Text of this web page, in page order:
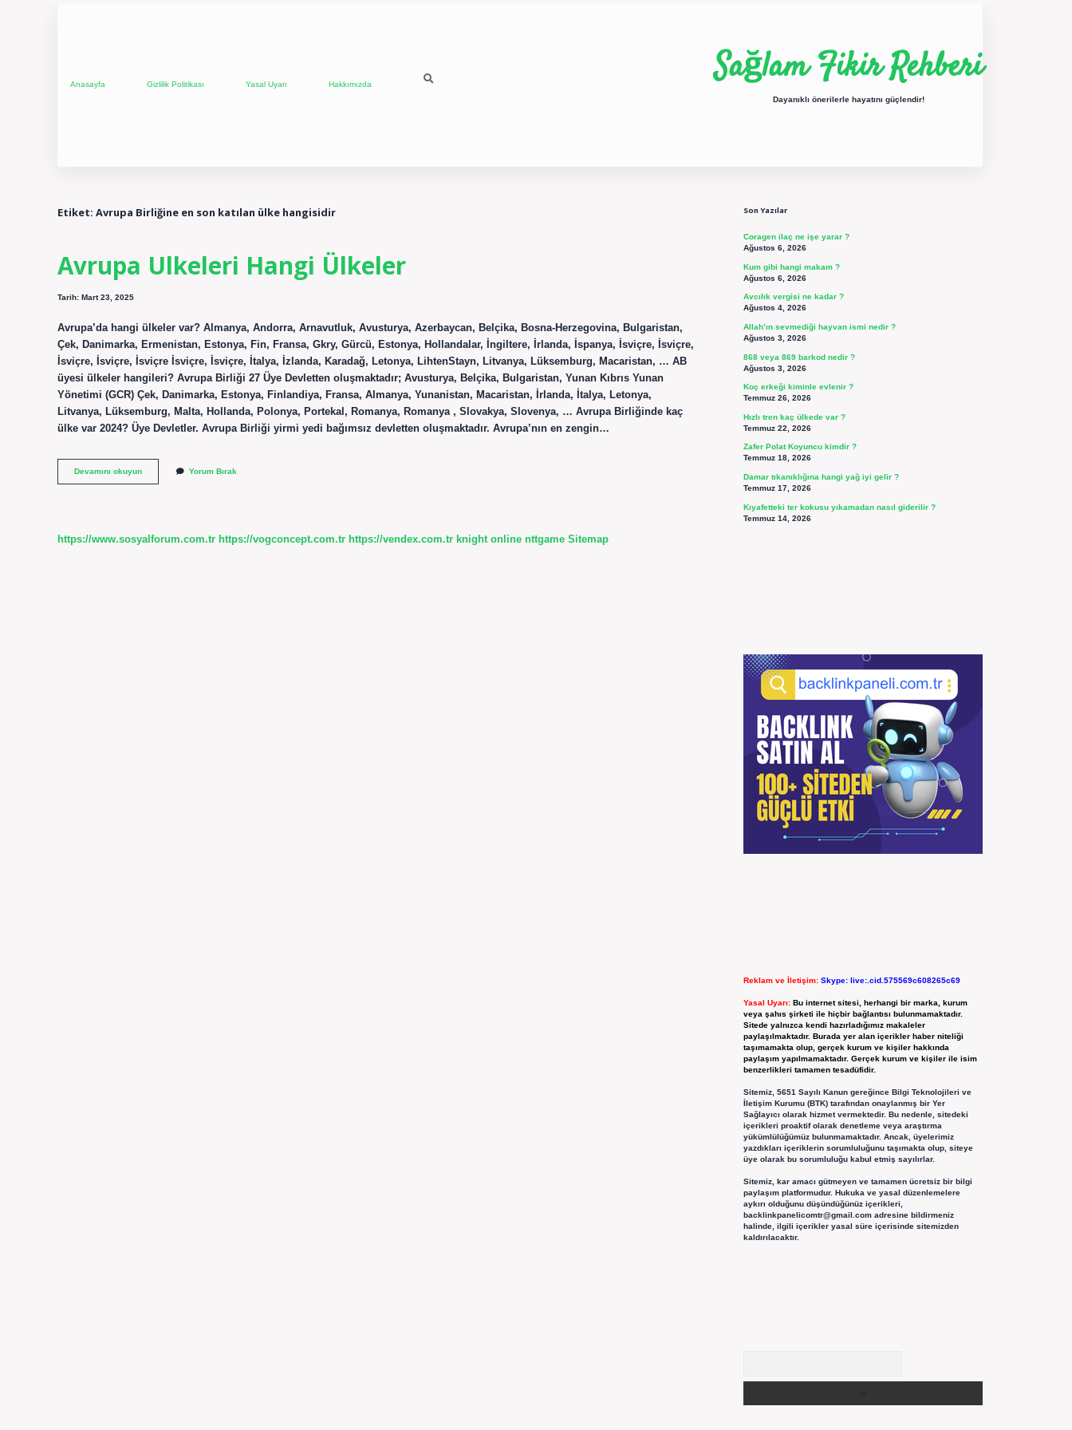
Anasayfa Gizlilik Politikası Yasal Uyarı Hakkımızda Sağlam Fikir Rehberi
Dayanıklı önerilerle hayatını güçlendir!
Etiket: Avrupa Birliğine en son katılan ülke hangisidir
Avrupa Ulkeleri Hangi Ülkeler
Tarih: Mart 23, 2025
Avrupa’da hangi ülkeler var? Almanya, Andorra, Arnavutluk, Avusturya, Azerbaycan, Belçika, Bosna-Herzegovina, Bulgaristan,
Çek, Danimarka, Ermenistan, Estonya, Fin, Fransa, Gkry, Gürcü, Estonya, Hollandalar, İngiltere, İrlanda, İspanya, İsviçre, İsviçre,
İsviçre, İsviçre, İsviçre İsviçre, İsviçre, İtalya, İzlanda, Karadağ, Letonya, LihtenStayn, Litvanya, Lüksemburg, Macaristan, … AB
üyesi ülkeler hangileri? Avrupa Birliği 27 Üye Devletten oluşmaktadır; Avusturya, Belçika, Bulgaristan, Yunan Kıbrıs Yunan
Yönetimi (GCR) Çek, Danimarka, Estonya, Finlandiya, Fransa, Almanya, Yunanistan, Macaristan, İrlanda, İtalya, Letonya,
Litvanya, Lüksemburg, Malta, Hollanda, Polonya, Portekal, Romanya, Romanya , Slovakya, Slovenya, … Avrupa Birliğinde kaç
ülke var 2024? Üye Devletler. Avrupa Birliği yirmi yedi bağımsız devletten oluşmaktadır. Avrupa’nın en zengin…
Devamını okuyunAvrupa
Ulkeleri
Yorum Bırak
https://www.sosyalforum.com.tr https://vogconcept.com.tr https://vendex.com.tr knight online nttgame Sitemap
Son Yazılar
Coragen ilaç ne işe yarar ?
Ağustos 6, 2026
Kum gibi hangi makam ?
Ağustos 6, 2026
Avcılık vergisi ne kadar ?
Ağustos 4, 2026
Allah’ın sevmediği hayvan ismi nedir ?
Ağustos 3, 2026
868 veya 869 barkod nedir ?
Ağustos 3, 2026
Koç erkeği kiminle evlenir ?
Temmuz 26, 2026
Hızlı tren kaç ülkede var ?
Temmuz 22, 2026
Zafer Polat Koyuncu kimdir ?
Temmuz 18, 2026
Damar tıkanıklığına hangi yağ iyi gelir ?
Temmuz 17, 2026
Kıyafetteki ter kokusu yıkamadan nasıl giderilir ?
Temmuz 14, 2026
Reklam ve İletişim: Skype: live:.cid.575569c608265c69
Yasal Uyarı: Bu internet sitesi, herhangi bir marka, kurum
veya şahıs şirketi ile hiçbir bağlantısı bulunmamaktadır.
Sitede yalnızca kendi hazırladığımız makaleler
paylaşılmaktadır. Burada yer alan içerikler haber niteliği
taşımamakta olup, gerçek kurum ve kişiler hakkında
paylaşım yapılmamaktadır. Gerçek kurum ve kişiler ile isim
benzerlikleri tamamen tesadüfidir.
Sitemiz, 5651 Sayılı Kanun gereğince Bilgi Teknolojileri ve
İletişim Kurumu (BTK) tarafından onaylanmış bir Yer
Sağlayıcı olarak hizmet vermektedir. Bu nedenle, sitedeki
içerikleri proaktif olarak denetleme veya araştırma
yükümlülüğümüz bulunmamaktadır. Ancak, üyelerimiz
yazdıkları içeriklerin sorumluluğunu taşımakta olup, siteye
üye olarak bu sorumluluğu kabul etmiş sayılırlar.
Sitemiz, kar amacı gütmeyen ve tamamen ücretsiz bir bilgi
paylaşım platformudur. Hukuka ve yasal düzenlemelere
aykırı olduğunu düşündüğünüz içerikleri,
backlinkpanelicomtr@gmail.comadresine bildirmeniz
halinde, ilgili içerikler yasal süre içerisinde sitemizden
kaldırılacaktır.